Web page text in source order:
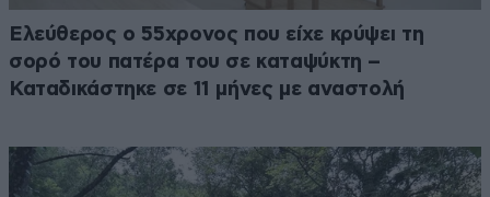
Ελεύθερος ο 55χρονος που είχε κρύψει τη
σορό του πατέρα του σε καταψύκτη –
Καταδικάστηκε σε 11 μήνες με αναστολή